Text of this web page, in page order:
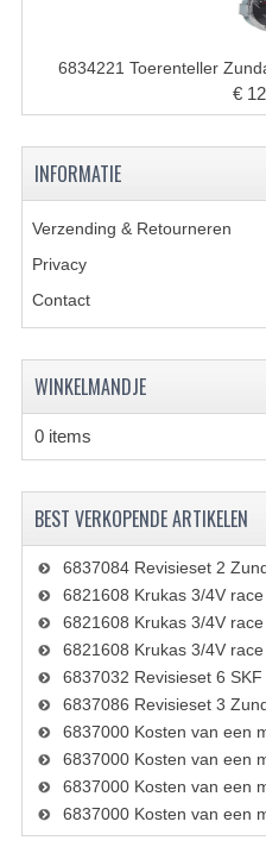
LAGERS
6834221 Toerenteller
€
INFORMATIE
Verzending & Retourneren
Privacy
Contact
WINKELMANDJE
0 items
BEST VERKOPENDE ARTIKELEN
6837084 Revisieset 2
6821608 Krukas 3/4V
6821608 Krukas 3/4V
6821608 Krukas 3/4V
6837032 Revisieset 6
6837086 Revisieset 3
6837000 Kosten van een
6837000 Kosten van een
6837000 Kosten van een
6837000 Kosten van een